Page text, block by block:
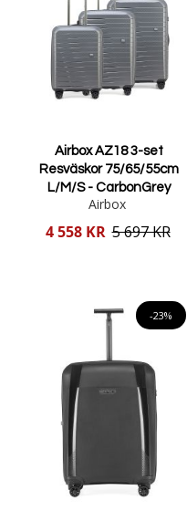
Airbox AZ18 3-set
Resväskor 75/65/55cm
L/M/S - CarbonGrey
Airbox
Reducerat
4 558 KR 5 697 KR
-23%